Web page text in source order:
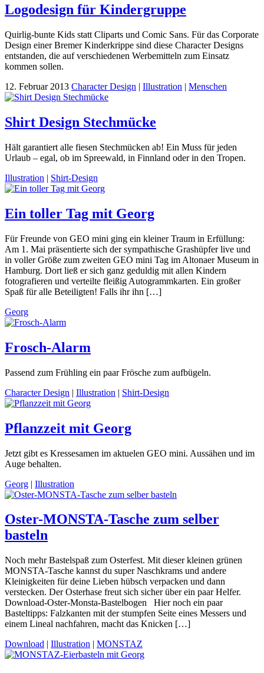
Logodesign für Kindergruppe
Quirlig-bunte Kids statt Cliparts und Comic Sans. Für das Corporate
Design einer Bremer Kinderkrippe sind diese Character Designs
entstanden, die auf verschiedenen Werbemitteln zum Einsatz
kommen sollen.
12. Februar 2013 Character Design | Illustration | Menschen
Shirt Design Stechmücke
Hält garantiert alle fiesen Stechmücken ab! Ein Muss für jeden
Urlaub – egal, ob im Spreewald, in Finnland oder in den Tropen.
Illustration | Shirt-Design
Ein toller Tag mit Georg
Für Freunde von GEO mini ging ein kleiner Traum in Erfüllung:
Am 1. Mai präsentierte sich der sympathische Grashüpfer live und
in voller Größe zum zweiten GEO mini Tag im Altonaer Museum in
Hamburg. Dort ließ er sich ganz geduldig mit allen Kindern
fotografieren und verteilte fleißig Autogrammkarten. Ein großer
Spaß für alle Beteiligten! Falls ihr ihn […]
Georg
Frosch-Alarm
Passend zum Frühling ein paar Frösche zum aufbügeln.
Character Design | Illustration | Shirt-Design
Pflanzzeit mit Georg
Jetzt gibt es Kressesamen im aktuelen GEO mini. Aussähen und im
Auge behalten.
Georg | Illustration
Oster-MONSTA-Tasche zum selber
basteln
Noch mehr Bastelspaß zum Osterfest. Mit dieser kleinen grünen
MONSTA-Tasche kannst du super Naschkrams und andere
Kleinigkeiten für deine Lieben hübsch verpacken und dann
verstecken. Der Osterhase freut sich sicher über ein paar Helfer.
Download-Oster-Monsta-Bastelbogen Hier noch ein paar
Basteltipps: Falzkanten mit der stumpfen Seite eines Messers und
einem Lineal nachfahren, macht das Knicken […]
Download | Illustration | MONSTAZ